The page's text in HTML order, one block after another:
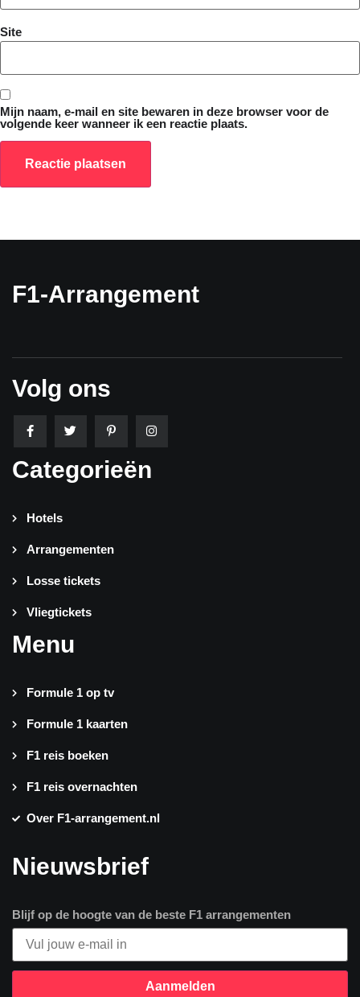
Site
Mijn naam, e-mail en site bewaren in deze browser voor de
volgende keer wanneer ik een reactie plaats.
F1-Arrangement
Volg ons
Categorieën
Hotels
Arrangementen
Losse tickets
Vliegtickets
Menu
Formule 1 op tv
Formule 1 kaarten
F1 reis boeken
F1 reis overnachten
Over F1-arrangement.nl
Nieuwsbrief
Blijf op de hoogte van de beste F1 arrangementen
Aanmelden